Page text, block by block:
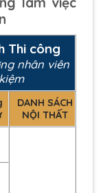
Thi công
nhân viên
DANH SÁCH
NỘI THẤT